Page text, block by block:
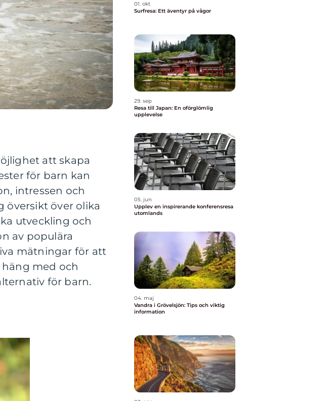
att skapa
för barn kan
intressen och
översikt över olika
utveckling och
av populära
mätningar för att
med och
för barn.
01. okt
Surfresa: Ett äventyr på vågor
29. sep
Resa till Japan: En oförglömlig
upplevelse
05. jun
Upplev en inspirerande konferensresa
utomlands
04. maj
Vandra i Grövelsjön: Tips och viktig
information